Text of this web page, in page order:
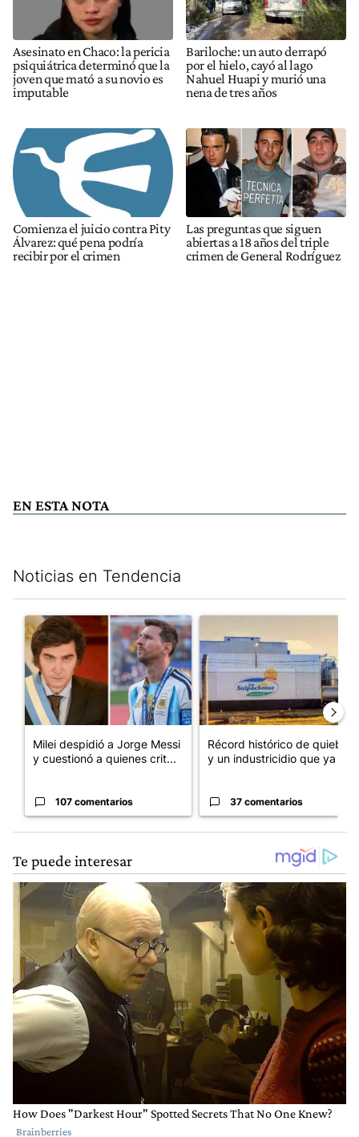
Asesinato en Chaco: la pericia
psiquiátrica determinó que la
joven que mató a su novio es
imputable
Bariloche: un auto derrapó
por el hielo, cayó al lago
Nahuel Huapi y murió una
nena de tres años
Comienza el juicio contra Pity
Álvarez: qué pena podría
recibir por el crimen
Las preguntas que siguen
abiertas a 18 años del triple
crimen de General Rodríguez
EN ESTA NOTA
Noticias en Tendencia
Un artículo de tendencia con el título "Milei despidió a Jorge
Milei despidió a Jorge Messi
y cuestionó a quienes crit...
107 comentarios
Récord histórico de quiebras
y un industricidio que ya ...
37 comentarios